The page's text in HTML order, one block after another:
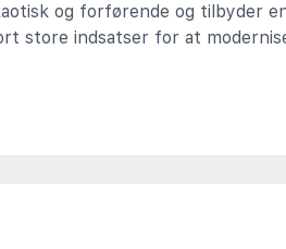
og forførende og tilbyder
store indsatser for at